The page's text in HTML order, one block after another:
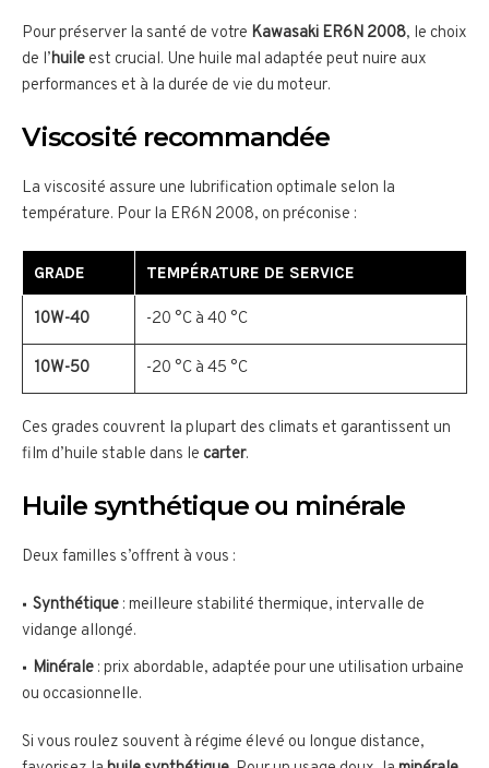
Pour préserver la santé de votre Kawasaki ER6N 2008, le choix
de l’huile est crucial. Une huile mal adaptée peut nuire aux
performances et à la durée de vie du moteur.
Viscosité recommandée
La viscosité assure une lubrification optimale selon la
température. Pour la ER6N 2008, on préconise :
GRADE TEMPÉRATURE DE SERVICE
10W-40 -20 °C à 40 °C
10W-50 -20 °C à 45 °C
Ces grades couvrent la plupart des climats et garantissent un
film d’huile stable dans le carter.
Huile synthétique ou minérale
Deux familles s’offrent à vous :
Synthétique : meilleure stabilité thermique, intervalle de
vidange allongé.
Minérale : prix abordable, adaptée pour une utilisation urbaine
ou occasionnelle.
Si vous roulez souvent à régime élevé ou longue distance,